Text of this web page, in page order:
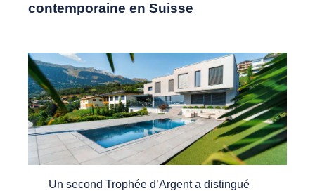
contemporaine en Suisse
Un second Trophée d’Argent a distingué